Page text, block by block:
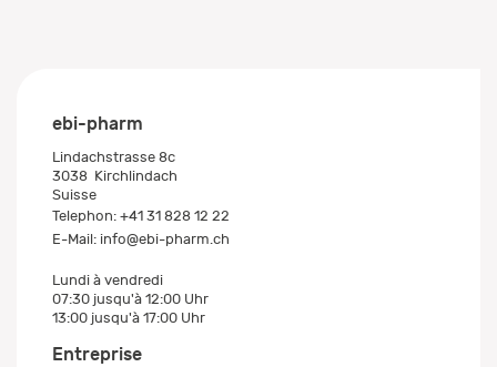
ebi-pharm
Lindachstrasse 8c
3038 Kirchlindach
Suisse
Telephon: +41 31 828 12 22
E-Mail: info@ebi-pharm.ch
Lundi à vendredi
07:30 jusqu'à 12:00 Uhr
13:00 jusqu'à 17:00 Uhr
Entreprise